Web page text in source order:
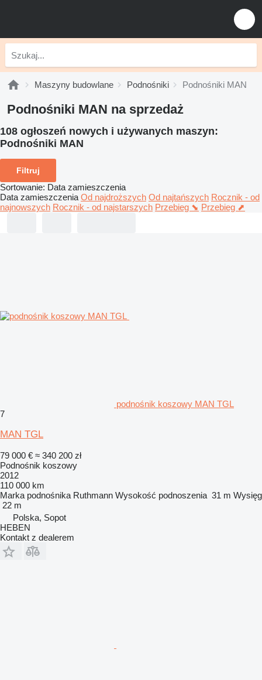
Maszyny budowlane Podnośniki Podnośniki MAN
Podnośniki MAN na sprzedaż
108 ogłoszeń nowych i używanych maszyn:
Podnośniki MAN
Filtruj
Sortowanie: Data zamieszczenia
Data zamieszczenia Od najdroższych Od najtańszych Rocznik - od
najnowszych Rocznik - od najstarszych Przebieg ⬊ Przebieg ⬈
podnośnik koszowy MAN TGL
7
MAN TGL
79 000 € ≈ 340 200 zł
Podnośnik koszowy
2012
110 000 km
Marka podnośnika Ruthmann Wysokość podnoszenia 31 m Wysięg
22 m
Polska, Sopot
HEBEN
Kontakt z dealerem